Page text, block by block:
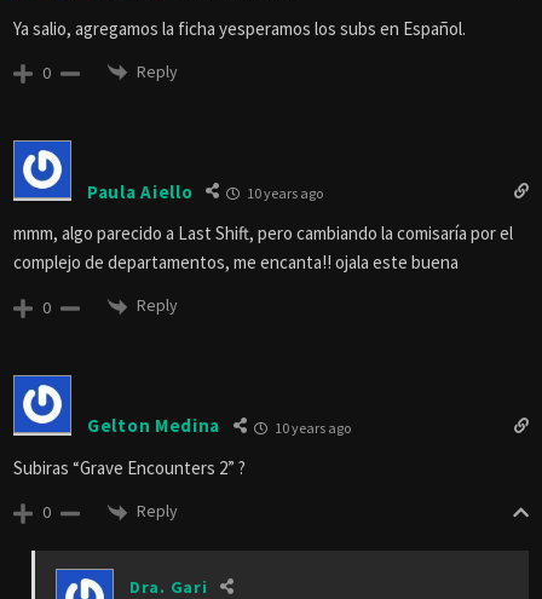
Ya salio, agregamos la ficha yesperamos los subs en Español.
0 Reply
Paula Aiello 10 years ago
mmm, algo parecido a Last Shift, pero cambiando la comisaría por el
complejo de departamentos, me encanta!! ojala este buena
0 Reply
Gelton Medina 10 years ago
Subiras “Grave Encounters 2” ?
0 Reply
Dra. Gari